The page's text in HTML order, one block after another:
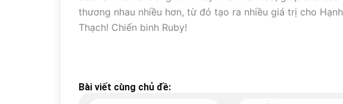
thương nhau nhiều hơn, từ đó tạo ra nhiều giá trị cho
Thạch! Chiến binh Ruby!
Bài viết cùng chủ đề: